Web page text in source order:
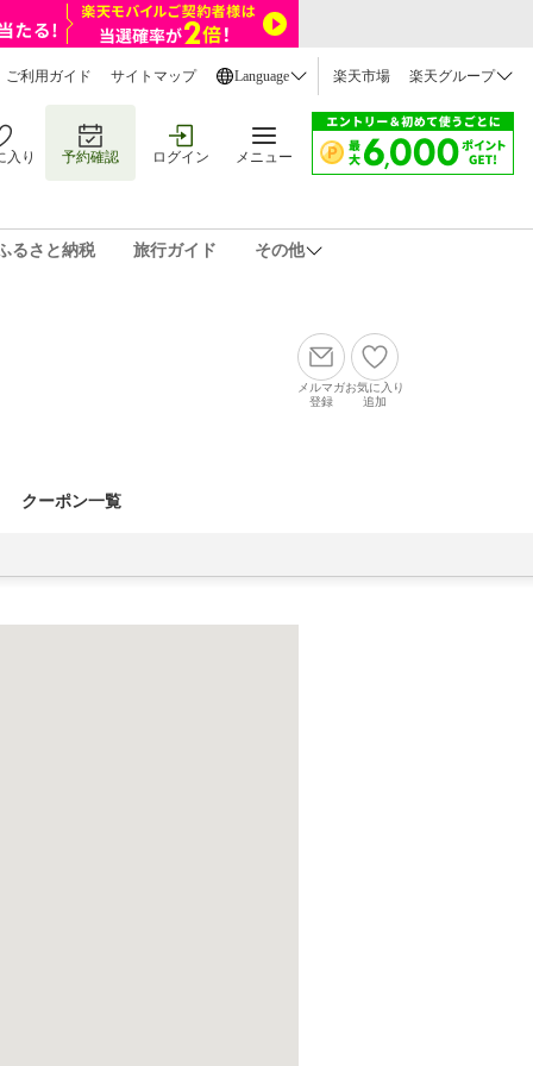
ご利用ガイド サイトマップ Language 楽天市場 楽天グループ
入り 予約確認 ログイン メニュー
るさと納税 旅行ガイド その他
メルマガ
登録
お気に入り
追加
クーポン一覧